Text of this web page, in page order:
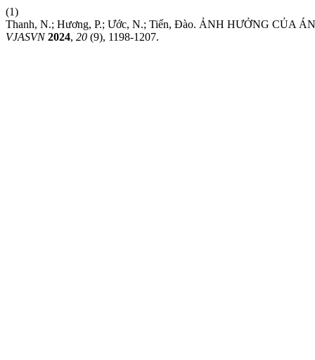
(1)
Thanh, N.; Hương, P.; Ước, N.; Tiến, Đào. ẢNH HƯỞNG
VJASVN 2024, 20 (9), 1198-1207.